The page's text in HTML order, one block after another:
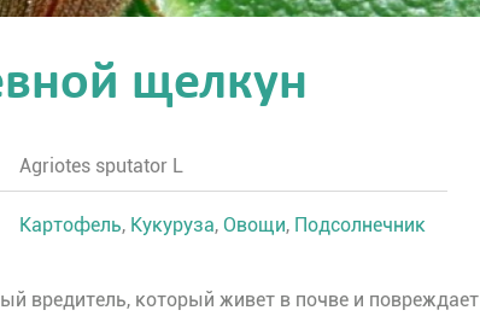
щелкун
Agriotes sputator L
Картофель, Кукуруза, Овощи, Подсолнечник
вредитель, который живет в почве и повреждает